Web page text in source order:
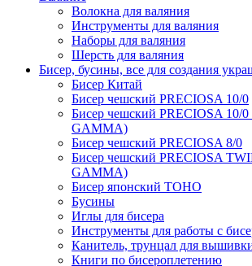
Волокна для валяния
Инструменты для валяния
Наборы для валяния
Шерсть для валяния
Бисер, бусины, все для создания
Бисер Китай
Бисер чешский PRECIOSA 10/0
Бисер чешский PRECIOSA 10/0
GAMMA)
Бисер чешский PRECIOSA 8/0
Бисер чешский PRECIOSA
GAMMA)
Бисер японский TOHO
Бусины
Иглы для бисера
Инструменты для работы с
Канитель, трунцал для
Книги по бисероплетению